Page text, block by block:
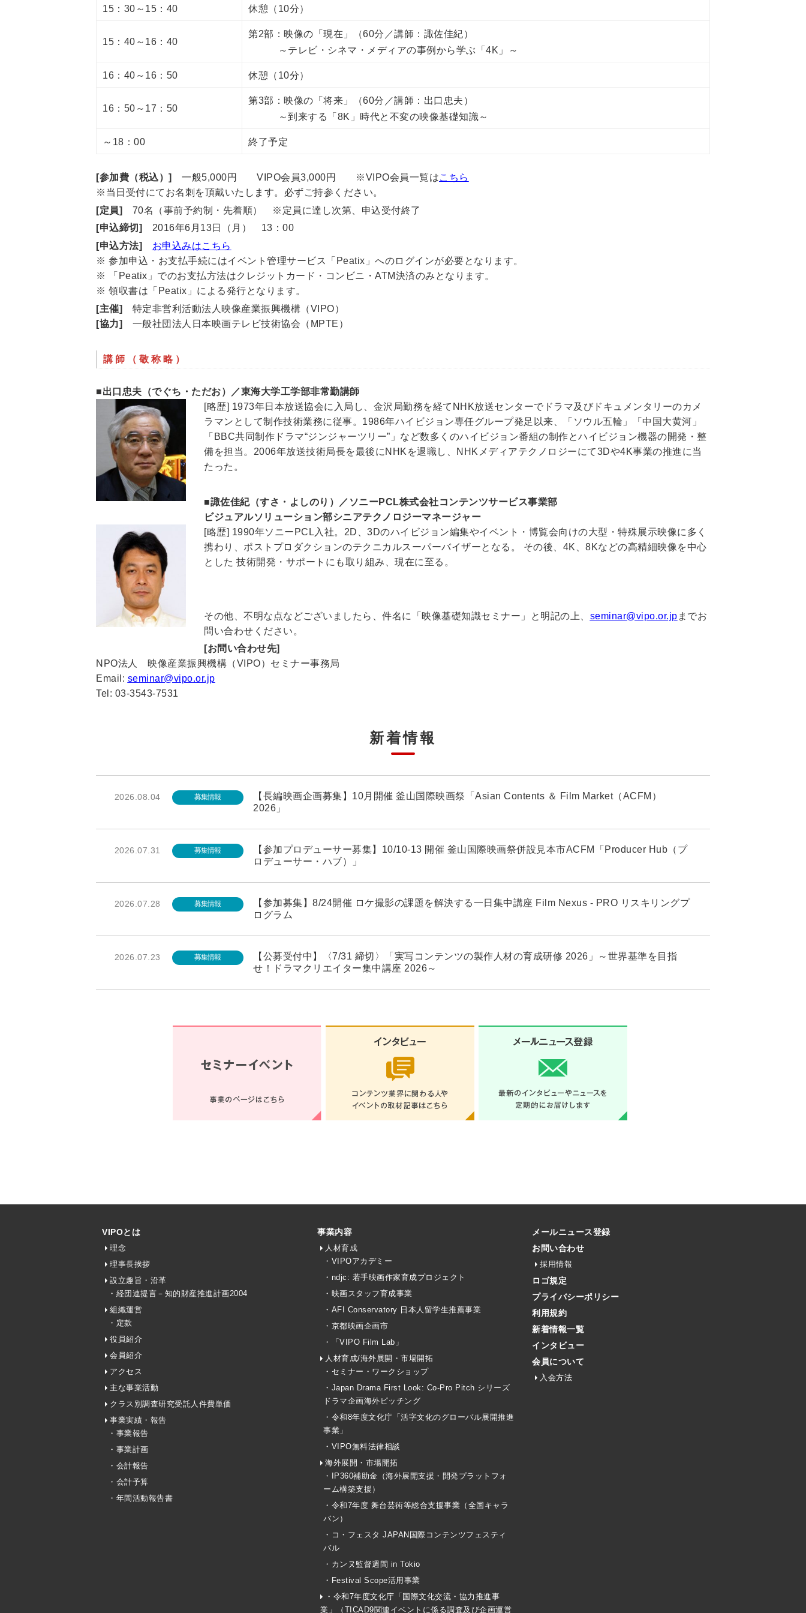
15：30～15：40 休憩（10分）
15：40～16：40
第2部：映像の「現在」（60分／講師：諏佐佳紀）
～テレビ・シネマ・メディアの事例から学ぶ「4K」～
16：40～16：50 休憩（10分）
16：50～17：50
第3部：映像の「将来」（60分／講師：出口忠夫）
～到来する「8K」時代と不変の映像基礎知識～
～18：00 終了予定
[参加費（税込）] 一般5,000円 VIPO会員3,000円 ※VIPO会員一覧はこちら
※当日受付にてお名刺を頂戴いたします。必ずご持参ください。
[定員]
70名（事前予約制・先着順） ※定員に達し次第、申込受付終了
[申込締切]
2016年6月13日（月） 13：00
[申込方法]
お申込みはこちら
※ 参加申込・お支払手続にはイベント管理サービス「Peatix」へのログインが必要となります。
※ 「Peatix」でのお支払方法はクレジットカード・コンビニ・ATM決済のみとなります。
※ 領収書は「Peatix」による発行となります。
[主催]
特定非営利活動法人映像産業振興機構（VIPO）
[協力]
一般社団法人日本映画テレビ技術協会（MPTE）
講師（敬称略）
■出口忠夫（でぐち・ただお）／東海大学工学部非常勤講師
[略歴] 1973年日本放送協会に入局し、金沢局勤務を経てNHK放送センターでドラマ及びドキュメンタリーのカメ
ラマンとして制作技術業務に従事。1986年ハイビジョン専任グループ発足以来、「ソウル五輪」「中国大黄河」
「BBC共同制作ドラマ“ジンジャーツリー”」など数多くのハイビジョン番組の制作とハイビジョン機器の開発・整
備を担当。2006年放送技術局長を最後にNHKを退職し、NHKメディアテクノロジーにて3Dや4K事業の推進に当
たった。
■諏佐佳紀（すさ・よしのり）／ソニーPCL株式会社コンテンツサービス事業部
ビジュアルソリューション部シニアテクノロジーマネージャー
[略歴] 1990年ソニーPCL入社。2D、3Dのハイビジョン編集やイベント・博覧会向けの大型・特殊展示映像に多く
携わり、ポストプロダクションのテクニカルスーパーバイザーとなる。 その後、4K、8Kなどの高精細映像を中心
とした 技術開発・サポートにも取り組み、現在に至る。
その他、不明な点などございましたら、件名に「映像基礎知識セミナー」と明記の上、 seminar@vipo.or.jp までお
問い合わせください。
[お問い合わせ先]
NPO法人 映像産業振興機構（VIPO）セミナー事務局
Email: seminar@vipo.or.jp
Tel: 03-3543-7531
新着情報
2026.08.04 募集情報
【長編映画企画募集】10月開催 釜山国際映画祭「Asian Contents ＆ Film Market（ACFM）
2026」
2026.07.31 募集情報
【参加プロデューサー募集】10/10-13 開催 釜山国際映画祭併設見本市ACFM「Producer Hub（プ
ロデューサー・ハブ）」
2026.07.28 募集情報
【参加募集】8/24開催 ロケ撮影の課題を解決する一日集中講座 Film Nexus - PRO リスキリングプ
ログラム
2026.07.23 募集情報
【公募受付中】〈7/31 締切〉「実写コンテンツの製作人材の育成研修 2026」～世界基準を目指
せ！ドラマクリエイター集中講座 2026～
VIPOとは
理念
理事長挨拶
設立趣旨・沿革
・経団連提言－知的財産推進計画2004
組織運営
・定款
役員紹介
会員紹介
アクセス
主な事業活動
クラス別調査研究受託人件費単価
事業実績・報告
・事業報告
・事業計画
・会計報告
・会計予算
・年間活動報告書
事業内容
人材育成
・VIPOアカデミー
・ndjc: 若手映画作家育成プロジェクト
・映画スタッフ育成事業
・AFI Conservatory 日本人留学生推薦事業
・京都映画企画市
・「VIPO Film Lab」
人材育成/海外展開・市場開拓
・セミナー・ワークショップ
・Japan Drama First Look: Co-Pro Pitch シリーズ
ドラマ企画海外ピッチング
・令和8年度文化庁「活字文化のグローバル展開推進
事業」
・VIPO無料法律相談
海外展開・市場開拓
・IP360補助金（海外展開支援・開発プラットフォ
ーム構築支援）
・令和7年度 舞台芸術等総合支援事業（全国キャラ
バン）
・コ・フェスタ JAPAN国際コンテンツフェスティ
バル
・カンヌ監督週間 in Tokio
・Festival Scope活用事業
・令和7年度文化庁「国際文化交流・協力推進事
業」（TICAD9関連イベントに係る調査及び企画運営
メールニュース登録
お問い合わせ
採用情報
ロゴ規定
プライバシーポリシー
利用規約
新着情報一覧
インタビュー
会員について
入会方法